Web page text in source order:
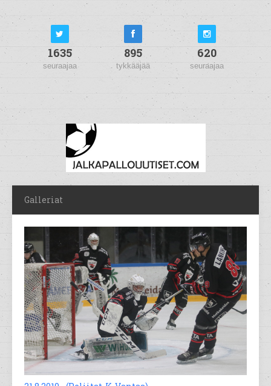
1635
seuraajaa
895
tykkääjää
620
seuraajaa
Galleriat